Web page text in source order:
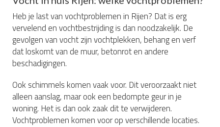
Heb je last van vochtproblemen in Rijen? Dat is erg
vervelend en vochtbestrijding is dan noodzakelijk. De
gevolgen van vocht zijn vochtplekken, behang en verf
dat loskomt van de muur, betonrot en andere
beschadigingen.
Ook schimmels komen vaak voor. Dit veroorzaakt niet
alleen aanslag, maar ook een bedompte geur in je
woning. Het is dan ook zaak dit te verwijderen.
Vochtproblemen komen voor op verschillende locaties.